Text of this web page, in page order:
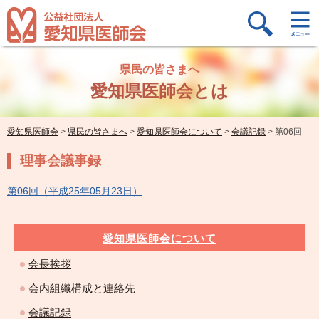
県民の皆さまへ
愛知県医師会とは
愛知県医師会 > 県民の皆さまへ > 愛知県医師会について > 会議記録 > 第06回
理事会議事録
第06回（平成25年05月23日）
愛知県医師会について
会長挨拶
会内組織構成と連絡先
会議記録